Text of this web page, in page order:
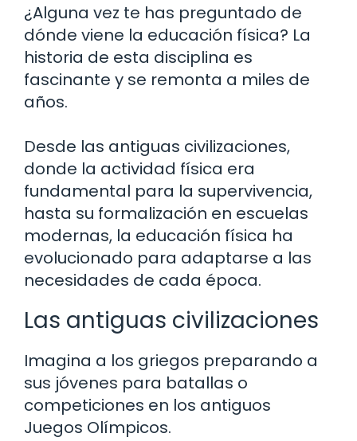
¿Alguna vez te has preguntado de
dónde viene la educación física? La
historia de esta disciplina es
fascinante y se remonta a miles de
años.
Desde las antiguas civilizaciones,
donde la actividad física era
fundamental para la supervivencia,
hasta su formalización en escuelas
modernas, la educación física ha
evolucionado para adaptarse a las
necesidades de cada época.
Las antiguas civilizaciones
Imagina a los griegos preparando a
sus jóvenes para batallas o
competiciones en los antiguos
Juegos Olímpicos.